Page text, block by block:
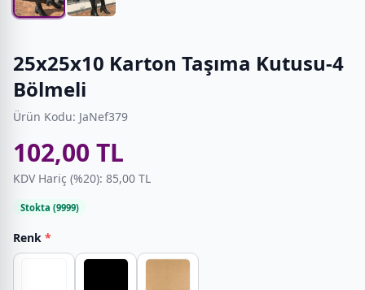
25x25x10 Karton Taşıma Kutusu-4
Bölmeli
Ürün Kodu: JaNef379
102,00 TL
KDV Hariç (%20): 85,00 TL
Stokta (9999)
Renk *